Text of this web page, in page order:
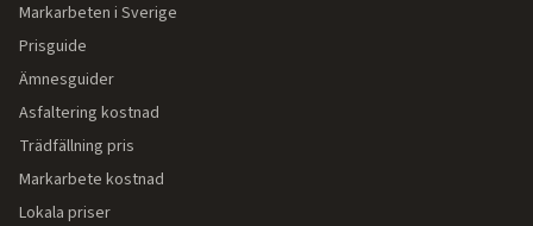
Markarbeten i Sverige
Prisguide
Ämnesguider
Asfaltering kostnad
Trädfällning pris
Markarbete kostnad
Lokala priser